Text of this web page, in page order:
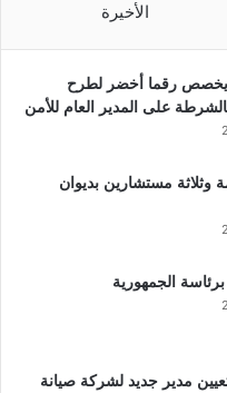
الأخيرة
يخصص رقما أخضر لطرح
بالشرطة على المدير العام للأمن
وثلاثة مستشارين بديوان
الجمهورية
مدير جديد لشركة صيانة